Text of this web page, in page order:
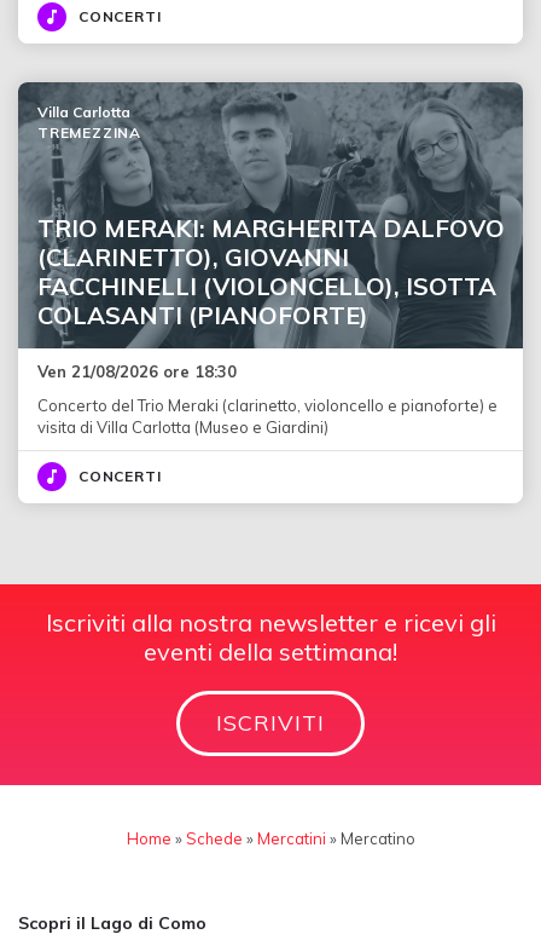
CONCERTI
TRIO MERAKI: MARGHERITA DALFOVO
(CLARINETTO), GIOVANNI
FACCHINELLI (VIOLONCELLO), ISOTTA
COLASANTI (PIANOFORTE)
Villa Carlotta
TREMEZZINA
Ven 21/08/2026 ore 18:30
Concerto del Trio Meraki (clarinetto, violoncello e pianoforte) e
visita di Villa Carlotta (Museo e Giardini)
CONCERTI
Iscriviti alla nostra newsletter e ricevi gli
eventi della settimana!
ISCRIVITI
Home »Schede »Mercatini » Mercatino
Scopri il Lago di Como